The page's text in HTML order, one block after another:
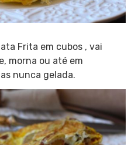
Frita em cubos , vai
morna ou até em
nunca gelada.